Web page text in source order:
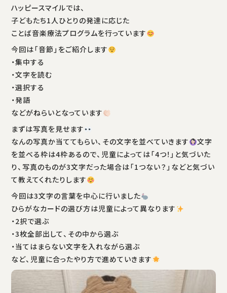
ハッピースマイルでは、
子どもたち1人ひとりの発達に応じた
ことば音楽療法プログラムを行っています
今回は「音節」をご紹介します
・集中する
・文字を読む
・選択する
・発語
などがねらいとなっています
まずは写真を見せます
なんの写真か当ててもらい、その文字を並べていきます
文字
を並べる枠は4枠あるので、児童によっては「4つ！」と気づいた
り、写真のものが3文字だった場合は「1つない？」などと気づい
て教えてくれたりします
今回は3文字の言葉を中心に行いました
ひらがなカードの選び方は児童によって異なります
・2択で選ぶ
・3枚全部出して、その中から選ぶ
・当てはまらない文字を入れながら選ぶ
など、児童に合ったやり方で進めていきます